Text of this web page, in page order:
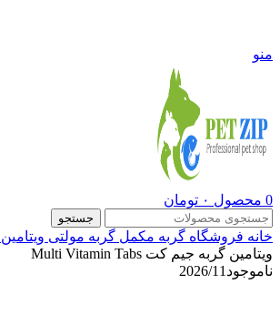
منو
0 محصول ۰ تومان
جستجو
خانه فروشگاه گربه مکمل گربه مولتی
ویتامین گربه جیم کت Multi Vitamin Tabs
ناموجود 2026/11